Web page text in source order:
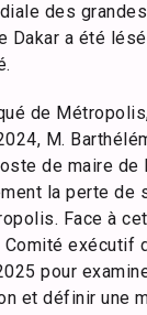
des
Dakar a été
de
M.
de maire de
la perte de
Face à
exécutif
pour
et définir une